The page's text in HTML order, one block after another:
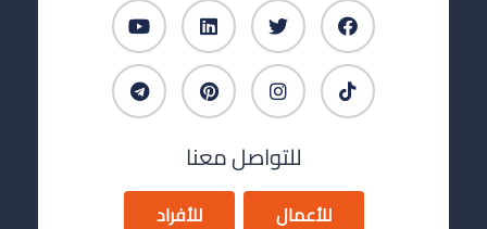
للتواصل معنا
للأعمال للأفراد